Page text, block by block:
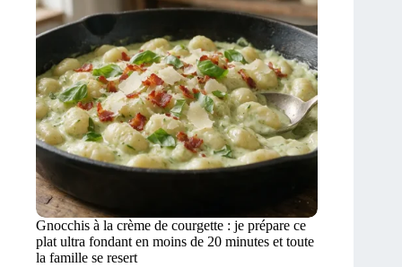
Gnocchis à la crème de courgette : je prépare ce
plat ultra fondant en moins de 20 minutes et toute
la famille se resert